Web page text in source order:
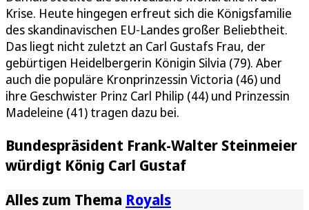
Krise. Heute hingegen erfreut sich die Königsfamilie
des skandinavischen EU-Landes großer Beliebtheit.
Das liegt nicht zuletzt an Carl Gustafs Frau, der
gebürtigen Heidelbergerin Königin Silvia (79). Aber
auch die populäre Kronprinzessin Victoria (46) und
ihre Geschwister Prinz Carl Philip (44) und Prinzessin
Madeleine (41) tragen dazu bei.
Bundespräsident Frank-Walter Steinmeier
würdigt König Carl Gustaf
Alles zum Thema Royals